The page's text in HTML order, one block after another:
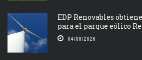
EDP Renovables
para el parque eólico
04/08/2026